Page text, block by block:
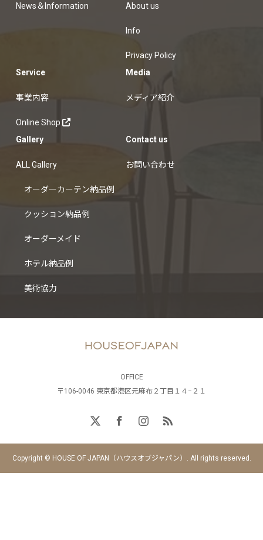
News＆Information About us
Info
Privacy Policy
Service
事業内容
Online Shop
Media
メディア紹介
Gallery
ALL Gallery
オーダーカーテン納品例
クッション納品例
オーダーメイド
ホテル納品例
美術協力
Contact us
お問い合わせ
OFFICE
〒106-0046 東京都港区元麻布２丁目１４−２１
Copyright © HOUSE OF JAPAN（ハウスオブジャパン）. All rights reserved.